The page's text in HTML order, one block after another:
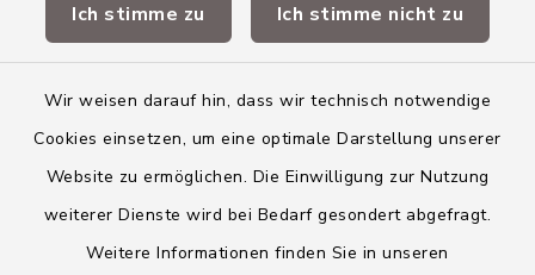
Ich stimme zu Ich stimme nicht zu
Wir weisen darauf hin, dass wir technisch notwendige
Cookies einsetzen, um eine optimale Darstellung unserer
Website zu ermöglichen. Die Einwilligung zur Nutzung
weiterer Dienste wird bei Bedarf gesondert abgefragt.
Weitere Informationen finden Sie in unseren
Landkreis Neu-Ulm
Barrierefreiheit